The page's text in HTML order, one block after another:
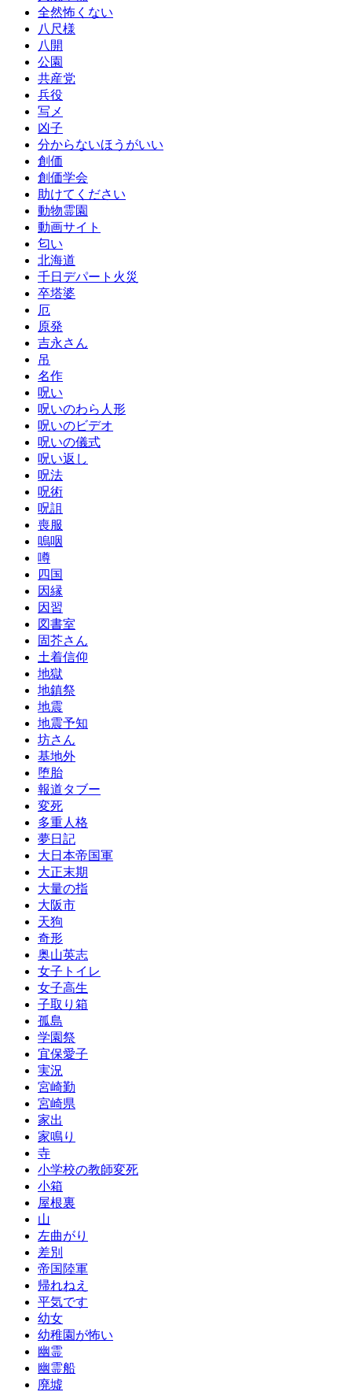
全然怖くない
八尺様
八開
公園
共産党
兵役
写メ
凶子
分からないほうがいい
創価
創価学会
助けてください
動物霊園
動画サイト
匂い
北海道
千日デパート火災
卒塔婆
厄
原発
吉永さん
吊
名作
呪い
呪いのわら人形
呪いのビデオ
呪いの儀式
呪い返し
呪法
呪術
呪詛
喪服
嗚咽
噂
四国
因縁
因習
図書室
固芥さん
土着信仰
地獄
地鎮祭
地震
地震予知
坊さん
基地外
堕胎
報道タブー
変死
多重人格
夢日記
大日本帝国軍
大正末期
大量の指
大阪市
天狗
奇形
奥山英志
女子トイレ
女子高生
子取り箱
孤島
学園祭
宜保愛子
実況
宮崎勤
宮崎県
家出
家鳴り
寺
小学校の教師変死
小箱
屋根裏
山
左曲がり
差別
帝国陸軍
帰れねえ
平気です
幼女
幼稚園が怖い
幽霊
幽霊船
廃墟